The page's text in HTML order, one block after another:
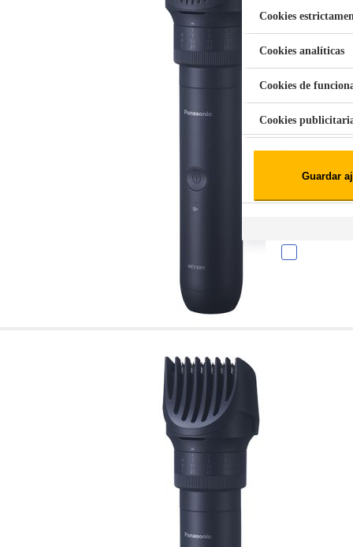
Aspiradora Quitamanchas 450W
Cookies
Cookies analíticas
Cookies de
Cookies
Guardar